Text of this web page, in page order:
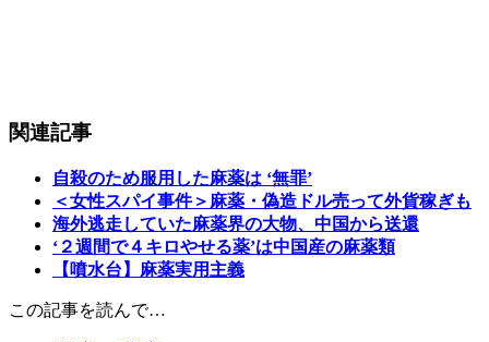
関連記事
自殺のため服用した麻薬は ‘無罪’
＜女性スパイ事件＞麻薬・偽造ドル売って外貨稼ぎも
海外逃走していた麻薬界の大物、中国から送還
‘２週間で４キロやせる薬’は中国産の麻薬類
【噴水台】麻薬実用主義
この記事を読んで…